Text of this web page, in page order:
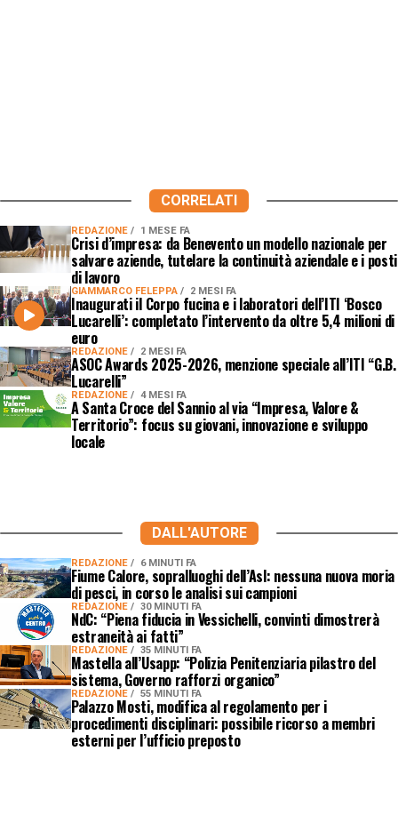
CORRELATI
REDAZIONE 1 MESE FA
Crisi d’impresa: da Benevento un modello nazionale per
salvare aziende, tutelare la continuità aziendale e i posti
di lavoro
GIAMMARCO FELEPPA 2 MESI FA
Inaugurati il Corpo fucina e i laboratori dell’ITI ‘Bosco
Lucarelli’: completato l’intervento da oltre 5,4 milioni di
euro
REDAZIONE 2 MESI FA
ASOC Awards 2025-2026, menzione speciale all’ITI “G.B.
Lucarelli”
REDAZIONE 4 MESI FA
A Santa Croce del Sannio al via “Impresa, Valore &
Territorio”: focus su giovani, innovazione e sviluppo
locale
DALL'AUTORE
REDAZIONE 6 MINUTI FA
Fiume Calore, sopralluoghi dell’Asl: nessuna nuova moria
di pesci, in corso le analisi sui campioni
REDAZIONE 30 MINUTI FA
NdC: “Piena fiducia in Vessichelli, convinti dimostrerà
estraneità ai fatti”
REDAZIONE 35 MINUTI FA
Mastella all’Usapp: “Polizia Penitenziaria pilastro del
sistema, Governo rafforzi organico”
REDAZIONE 55 MINUTI FA
Palazzo Mosti, modifica al regolamento per i
procedimenti disciplinari: possibile ricorso a membri
esterni per l’ufficio preposto